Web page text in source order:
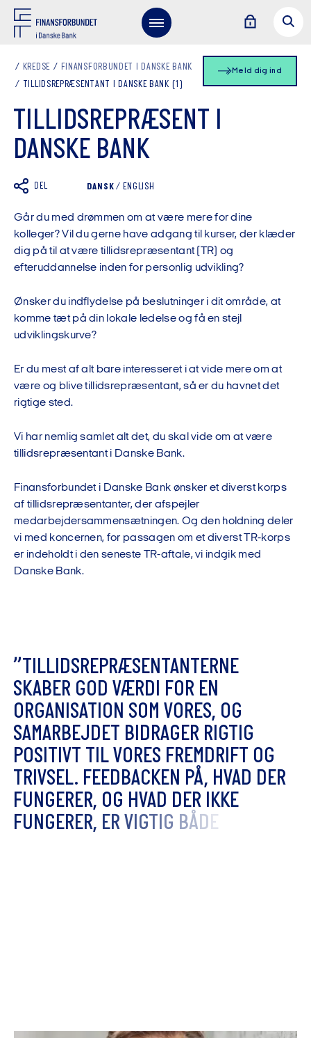
Meld dig ind
KREDSE
FINANSFORBUNDET I DANSKE BANK
TILLIDSREPRÆSENTANT I DANSKE BANK (1)
TILLIDSREPRÆSENT I
DANSKE BANK
DEL DANSK / ENGLISH
Går du med drømmen om at være mere for dine
kolleger? Vil du gerne have adgang til kurser, der klæder
dig på til at være tillidsrepræsentant (TR) og
efteruddannelse inden for personlig udvikling?
Ønsker du indflydelse på beslutninger i dit område, at
komme tæt på din lokale ledelse og få en stejl
udviklingskurve?
Er du mest af alt bare interesseret i at vide mere om at
være og blive tillidsrepræsentant, så er du havnet det
rigtige sted.
Vi har nemlig samlet alt det, du skal vide om at være
tillidsrepræsentant i Danske Bank.
Finansforbundet i Danske Bank ønsker et diverst korps
af tillidsrepræsentanter, der afspejler
medarbejdersammensætningen. Og den holdning deler
vi med koncernen, for passagen om et diverst TR-korps
er indeholdt i den seneste TR-aftale, vi indgik med
Danske Bank.
”TILLIDSREPRÆSENTANTERNE
SKABER GOD VÆRDI FOR EN
ORGANISATION SOM VORES, OG
SAMARBEJDET BIDRAGER RIGTIG
POSITIVT TILVORES FREMDRIFT OG
TRIVSEL. FEEDBACKEN PÅ, HVAD DER
FUNGERER, OG HVAD DER IKKE
FUNGERER, ERVIGTIG BÅDE